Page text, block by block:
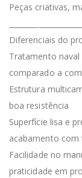
Peças criativas,
Diferenciais do
Tratamento
comparado a
Estrutura
boa resistência
Superfície lisa e
acabamento com
Facilidade no
praticidade em